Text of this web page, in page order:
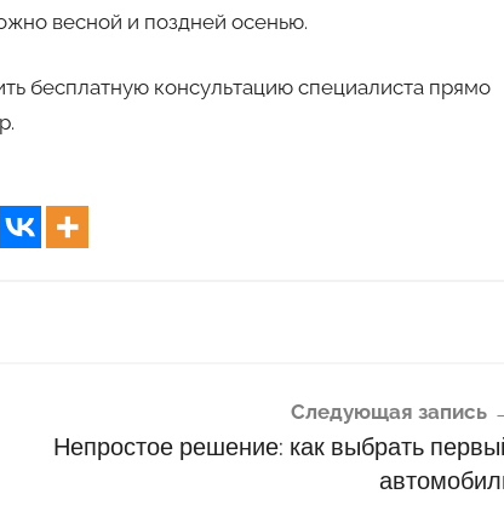
весной и поздней осенью.
бесплатную консультацию специалиста прямо
Следующая запись
Непростое решение: как выбрать